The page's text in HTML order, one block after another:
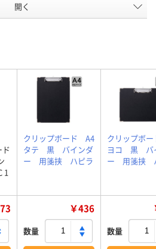
開く
1
クリップボード A4
タテ 黒 バインダ
ー 用箋挟 ハピラ
クリップボ
ヨコ 黒 バ
ー 用箋挟
￥436
数量 数量